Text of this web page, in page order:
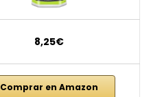
8,25€
Comprar en Amazon